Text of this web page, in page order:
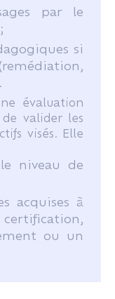
par le
si
évaluation
valider les
visés. Elle
niveau de
acquises à
ou un